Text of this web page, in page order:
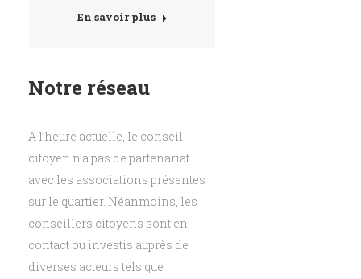
En savoir plus
Notre réseau
A l’heure actuelle, le conseil
citoyen n’a pas de partenariat
avec les associations présentes
sur le quartier. Néanmoins, les
conseillers citoyens sont en
contact ou investis auprès de
diverses acteurs tels que